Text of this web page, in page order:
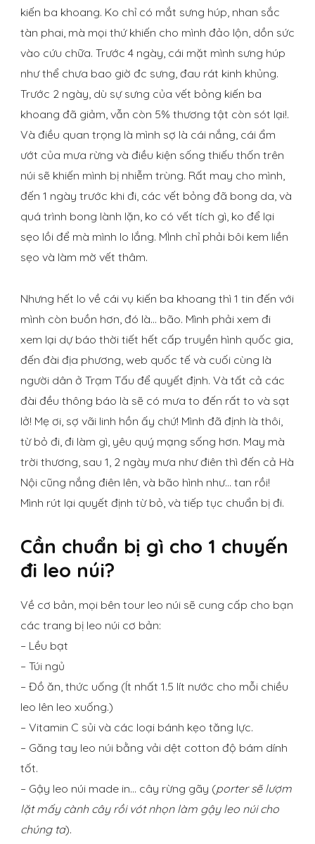
kiến ba khoang. Ko chỉ có mắt sưng húp, nhan sắc
tàn phai, mà mọi thứ khiến cho mình đảo lộn, dồn sức
vào cứu chữa. Trước 4 ngày, cái mặt mình sưng húp
như thể chưa bao giờ đc sưng, đau rát kinh khủng.
Trước 2 ngày, dù sự sưng của vết bỏng kiến ba
khoang đã giảm, vẫn còn 5% thương tật còn sót lại!.
Và điều quan trọng là mình sợ là cái nắng, cái ẩm
ướt của mưa rừng và điều kiện sống thiếu thốn trên
núi sẽ khiến mình bị nhiễm trùng. Rất may cho mình,
đến 1 ngày trước khi đi, các vết bỏng đã bong da, và
quá trình bong lành lặn, ko có vết tích gì, ko để lại
sẹo lồi để mà mình lo lắng. MÌnh chỉ phải bôi kem liền
sẹo và làm mờ vết thâm.
Nhưng hết lo về cái vụ kiến ba khoang thì 1 tin đến với
mình còn buồn hơn, đó là… bão. Mình phải xem đi
xem lại dự báo thời tiết hết cấp truyền hình quốc gia,
đến đài địa phương, web quốc tế và cuối cùng là
người dân ở Trạm Tấu để quyết định. Và tất cả các
đài đều thông báo là sẽ có mưa to đến rất to và sạt
lở! Mẹ ơi, sợ vãi linh hồn ấy chứ! Mình đã định là thôi,
từ bỏ đi, đi làm gì, yêu quý mạng sống hơn. May mà
trời thương, sau 1, 2 ngày mưa như điên thì đến cả Hà
Nội cũng nắng điên lên, và bão hình như… tan rồi!
Mình rút lại quyết định từ bỏ, và tiếp tục chuẩn bị đi.
Cần chuẩn bị gì cho 1 chuyến
đi leo núi?
Về cơ bản, mọi bên tour leo núi sẽ cung cấp cho bạn
các trang bị leo núi cơ bản:
– Lều bạt
– Túi ngủ
– Đồ ăn, thức uống (Ít nhất 1.5 lít nước cho mỗi chiều
leo lên leo xuống.)
– Vitamin C sủi và các loại bánh kẹo tăng lực.
– Găng tay leo núi bằng vải dệt cotton độ bám dính
tốt.
– Gậy leo núi made in… cây rừng gãy (porter sẽ lượm
lặt mấy cành cây rồi vót nhọn làm gậy leo núi cho
chúng ta).